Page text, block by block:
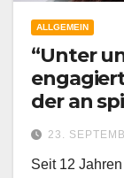
ALLGEMEIN
“Unter
der an
(SMA)
23.
Seit 12